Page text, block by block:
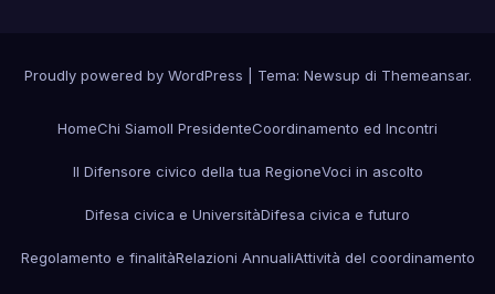
Proudly powered by WordPress Tema: Newsup di Themeansar.
HomeChi SiamoIl PresidenteCoordinamento ed Incontri
Il Difensore civico della tua RegioneVoci in ascolto
Difesa civica e UniversitàDifesa civica e futuro
Regolamento e finalitàRelazioni AnnualiAttività del coordinamento